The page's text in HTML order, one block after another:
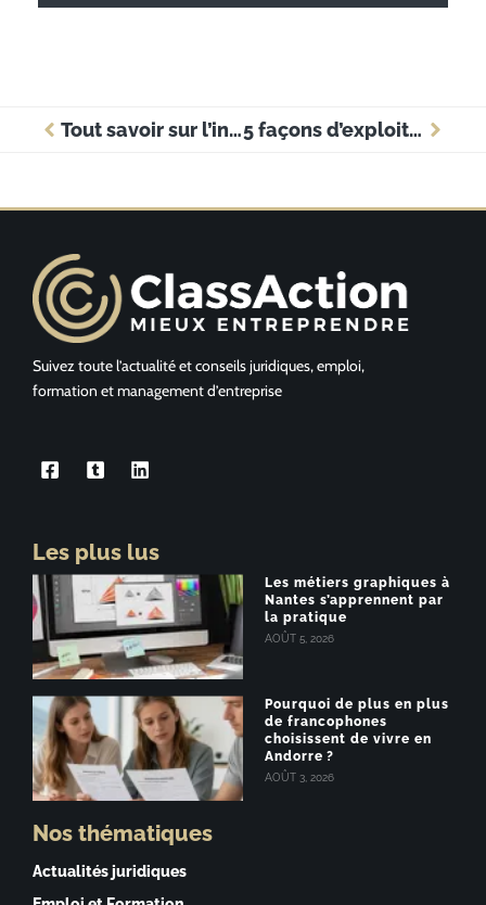
Tout savoir sur l’indemnité compensatrice de préavis en entreprise 5 façons d’exploiter l’économie d’échelle pour optimiser la performance de votre entreprise
Suivez toute l’actualité et conseils juridiques, emploi,
formation et management d’entreprise
Les plus lus
Les métiers graphiques à
Nantes s’apprennent par
la pratique
AOÛT 5, 2026
Pourquoi de plus en plus
de francophones
choisissent de vivre en
Andorre ?
AOÛT 3, 2026
Nos thématiques
Actualités juridiques